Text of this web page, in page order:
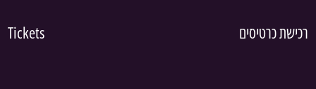
Tickets רכישת כרטיסים